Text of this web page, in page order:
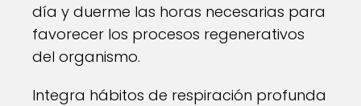
día y duerme las horas necesarias para
favorecer los procesos regenerativos
del organismo.
Integra hábitos de respiración profunda